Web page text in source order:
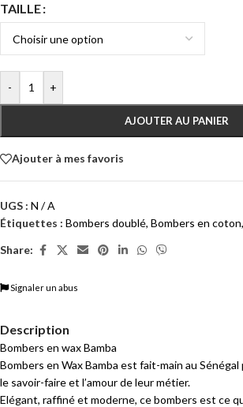
TAILLE
- +
AJOUTER AU PANIER
Ajouter à mes favoris
UGS : N / A
Étiquettes : Bombers doublé, Bombers en coton,
Share:
Signaler un abus
Description
Bombers en wax Bamba
Bombers en Wax Bamba est fait-main au
le savoir-faire et l’amour de leur métier.
Elégant, raffiné et moderne, ce bombers est ce